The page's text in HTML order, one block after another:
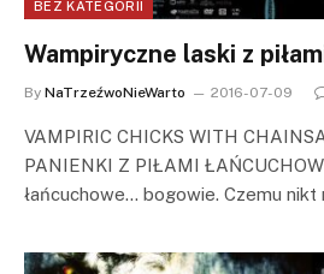
BEZ KATEGORII
Wampiryczne laski z
By NaTrzeźwoNieWarto 2016-07-09
VAMPIRIC CHICKS WITH
PANIENKI Z PIŁAMI
łańcuchowe… bogowie. Czemu nikt